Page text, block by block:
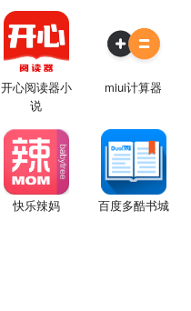
开心阅读器小
说
miui计算器
快乐辣妈 百度多酷书城